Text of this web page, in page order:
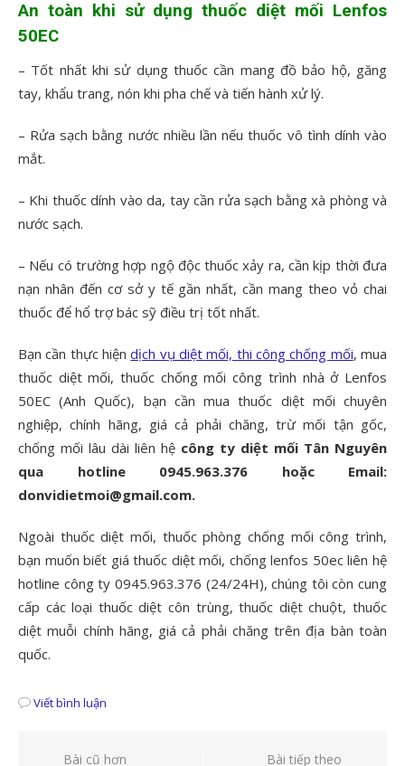
An toàn khi sử dụng thuốc diệt mối Lenfos
50EC
– Tốt nhất khi sử dụng thuốc cần mang đồ bảo hộ, găng
tay, khẩu trang, nón khi pha chế và tiến hành xử lý.
– Rửa sạch bằng nước nhiều lần nếu thuốc vô tình dính vào
mắt.
– Khi thuốc dính vào da, tay cần rửa sạch bằng xà phòng và
nước sạch.
– Nếu có trường hợp ngộ độc thuốc xảy ra, cần kịp thời đưa
nạn nhân đến cơ sở y tế gần nhất, cần mang theo vỏ chai
thuốc để hổ trợ bác sỹ điều trị tốt nhất.
Bạn cần thực hiệndịch vụ diệt mối, thi công chống mối, mua
thuốc diệt mối, thuốc chống mối công trình nhà ở Lenfos
50EC (Anh Quốc), bạn cần mua thuốc diệt mối chuyên
nghiệp, chính hãng, giá cả phải chăng, trừ mối tận gốc,
chống mối lâu dài liên hệ công ty diệt mối Tân Nguyên
qua hotline 0945.963.376 hoặc Email:
donvidietmoi@gmail.com.
Ngoài thuốc diệt mối, thuốc phòng chống mối công trình,
bạn muốn biết giá thuốc diệt mối, chống lenfos 50ec liên hệ
hotline công ty 0945.963.376 (24/24H), chúng tôi còn cung
cấp các loại thuốc diệt côn trùng, thuốc diệt chuột, thuốc
diệt muỗi chính hãng, giá cả phải chăng trên địa bàn toàn
quốc.
Viết bình luận
ĐiềuBài cũ hơn Bài tiếp theo